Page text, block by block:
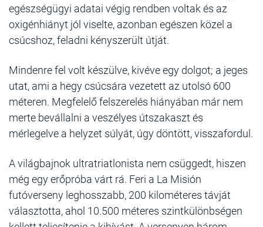
egészségügyi adatai végig rendben voltak és az
oxigénhiányt jól viselte, azonban egészen közel a
csúcshoz, feladni kényszerült útját.
Mindenre fel volt készülve, kivéve egy dolgot; a jeges
utat, ami a hegy csúcsára vezetett az utolsó 600
méteren. Megfelelő felszerelés hiányában már nem
merte bevállalni a veszélyes útszakaszt és
mérlegelve a helyzet súlyát, úgy döntött, visszafordul.
A világbajnok ultratriatlonista nem csüggedt, hiszen
még egy erőpróba várt rá. Feri a La Misión
futóverseny leghosszabb, 200 kilométeres távját
választotta, ahol 10.500 méteres szintkülönbségen